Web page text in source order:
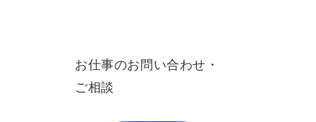
お仕事のお問い合わせ・
ご相談